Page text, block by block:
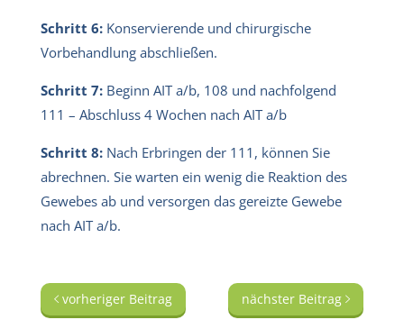
Schritt 6: Konservierende und chirurgische
Vorbehandlung abschließen.
Schritt 7: Beginn AIT a/b, 108 und nachfolgend
111 – Abschluss 4 Wochen nach AIT a/b
Schritt 8: Nach Erbringen der 111, können Sie
abrechnen. Sie warten ein wenig die Reaktion des
Gewebes ab und versorgen das gereizte Gewebe
nach AIT a/b.
vorheriger Beitrag nächster Beitrag